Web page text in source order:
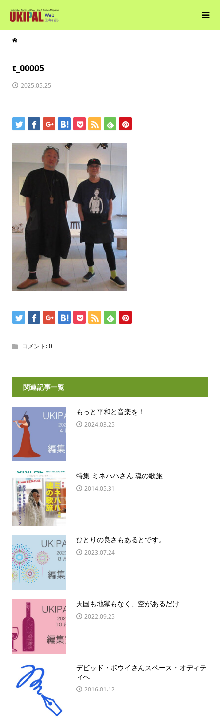
t_00005
2025.05.25
コメント:0
関連記事一覧
もっと平和と音楽を！
2024.03.25
特集 ミネハハさん 魂の歌旅
2014.05.31
ひとりの良さもあるとです。
2023.07.24
天国も地獄もなく、空があるだけ
2022.09.25
デビッド・ボウイさんスペース・オディテ
ィへ
2016.01.12